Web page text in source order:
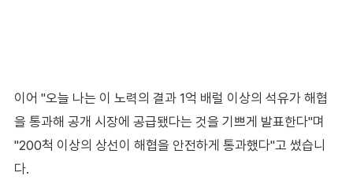
이어 "오늘 나는 이 노력의 결과 1억 배럴 이상의 석유가 해협
을 통과해 공개 시장에 공급됐다는 것을 기쁘게 발표한다"며
"200척 이상의 상선이 해협을 안전하게 통과했다"고 썼습니
다.